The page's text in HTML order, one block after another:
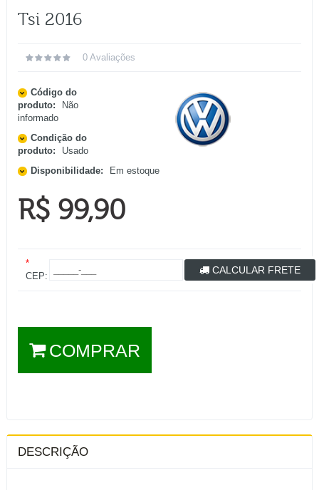
Tsi 2016
0 Avaliações
Código do
produto:
Não
informado
Condição do
produto:
Usado
Disponibilidade:
Em estoque
R$ 99,90
*
CEP:
CALCULAR FRETE
COMPRAR
DESCRIÇÃO